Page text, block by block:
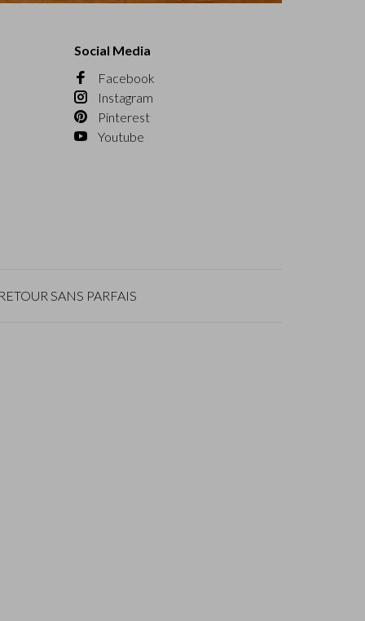
Social Media
Facebook
Instagram
Pinterest
Youtube
RETOUR SANS PARFAIS